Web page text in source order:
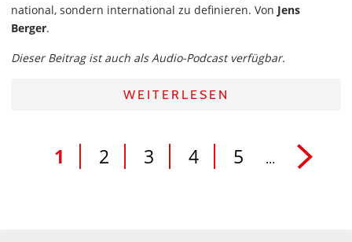
national, sondern international zu definieren. Von Jens
Berger.
Dieser Beitrag ist auch als Audio-Podcast verfügbar.
WEITERLESEN
1 2 3 4 5 ...